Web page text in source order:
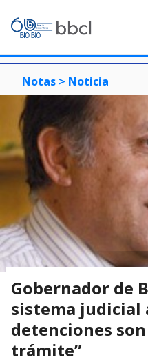
Notas > Noticia
Gobernador de
sistema judicial
detenciones
trámite”